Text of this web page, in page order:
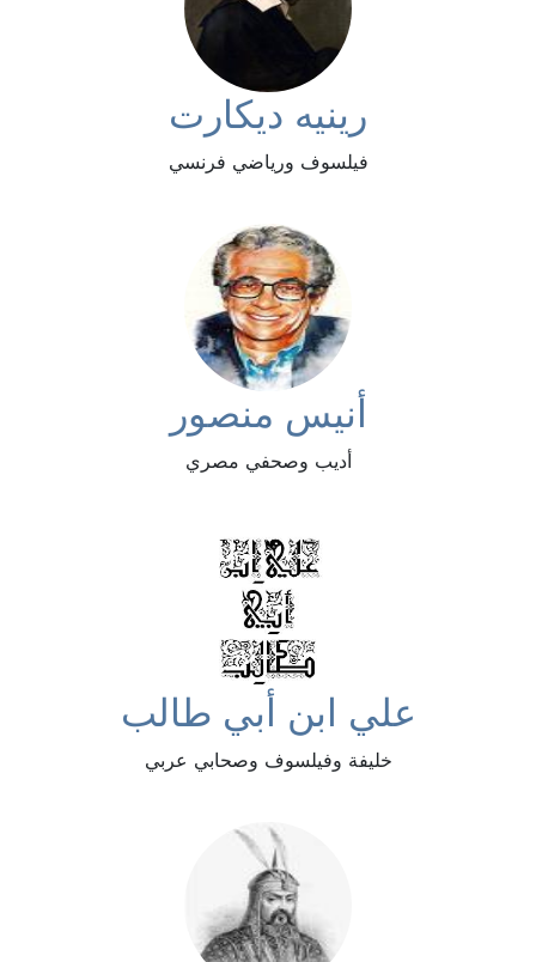
رينيه ديكارت
فيلسوف ورياضي فرنسي
أنيس منصور
أديب وصحفي مصري
علي ابن أبي طالب
خليفة وفيلسوف وصحابي عربي